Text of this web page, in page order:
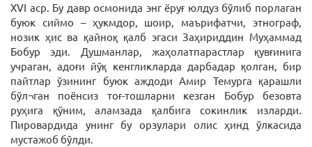
XVI аср. Бу давр осмонида энг ёруғ юлдуз бўлиб порлаган
буюк сиймо – ҳукмдор, шоир, маърифатчи, этнограф,
нозик ҳис ва қайноқ қалб эгаси Заҳириддин Муҳаммад
Бобур эди. Душманлар, жаҳолатпарастлар қувғинига
учраган, адоғи йўқ кенгликларда дарбадар қолган, бир
пайтлар ўзининг буюк аждоди Амир Темурга қарашли
бўл¬ган поёнсиз тоғ-тошларни кезган Бобур безовта
руҳига қўним, аламзада қалбига сокинлик изларди.
Пировардида унинг бу орзулари олис ҳинд ўлкасида
мустажоб бўлди.